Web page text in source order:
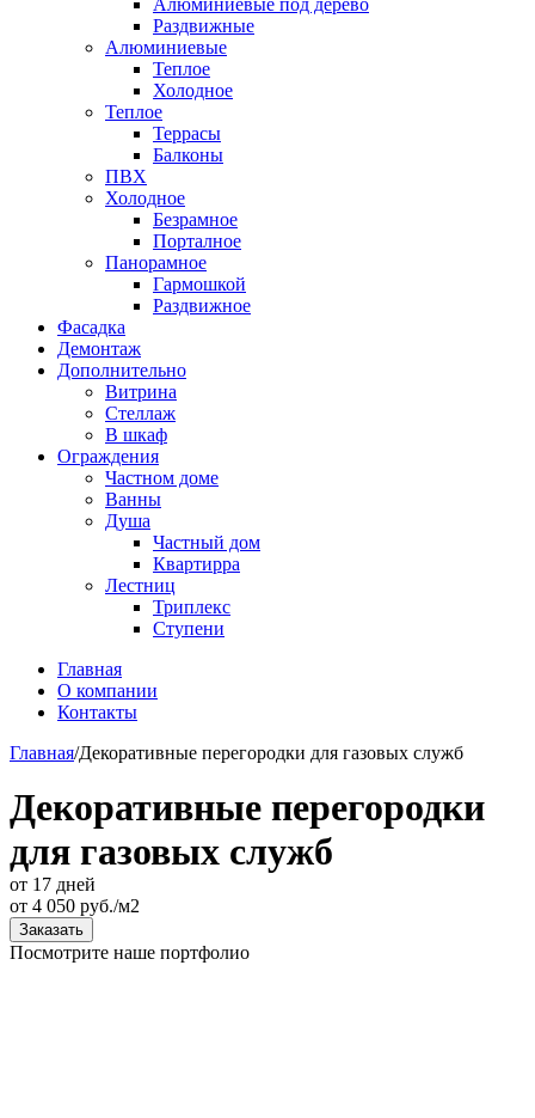
Алюминиевые под дерево
Раздвижные
Алюминиевые
Теплое
Холодное
Теплое
Террасы
Балконы
ПВХ
Холодное
Безрамное
Порталное
Панорамное
Гармошкой
Раздвижное
Фасадка
Демонтаж
Дополнительно
Витрина
Стеллаж
В шкаф
Ограждения
Частном доме
Ванны
Душа
Частный дом
Квартирра
Лестниц
Триплекс
Ступени
Главная
О компании
Контакты
Главная/Декоративные перегородки для газовых служб
Декоративные перегородки
для газовых служб
от 17 дней
от 4 050 руб./м2
Заказать
Посмотрите наше портфолио